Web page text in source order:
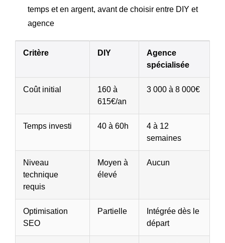
temps et en argent, avant de choisir entre DIY et
agence
Critère DIY
Agence
spécialisée
Coût initial
160 à
615€/an
3 000 à 8 000€
Temps investi 40 à 60h
4 à 12
semaines
Niveau
technique
requis
Moyen à
élevé
Aucun
Optimisation
SEO
Partielle
Intégrée dès le
départ